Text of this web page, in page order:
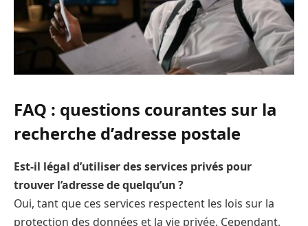
FAQ : questions courantes sur la
recherche d’adresse postale
Est-il légal d’utiliser des services privés pour
trouver l’adresse de quelqu’un ?
Oui, tant que ces services respectent les lois sur la
protection des données et la vie privée. Cependant,